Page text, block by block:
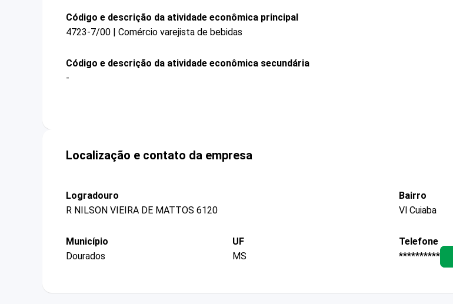
Código e descrição da atividade econômica principal
4723-7/00 | Comércio varejista de bebidas
Código e descrição da atividade econômica secundária
-
Localização e contato da empresa
Logradouro
R NILSON VIEIRA DE MATTOS 6120
Bairro
Vl Cuiaba
Município
Dourados
UF
MS
Telefone
**********